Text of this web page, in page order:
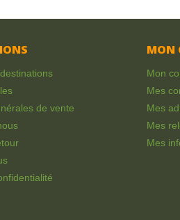
de vente
MON
Mon
Mes
Mes
Mes
Mes